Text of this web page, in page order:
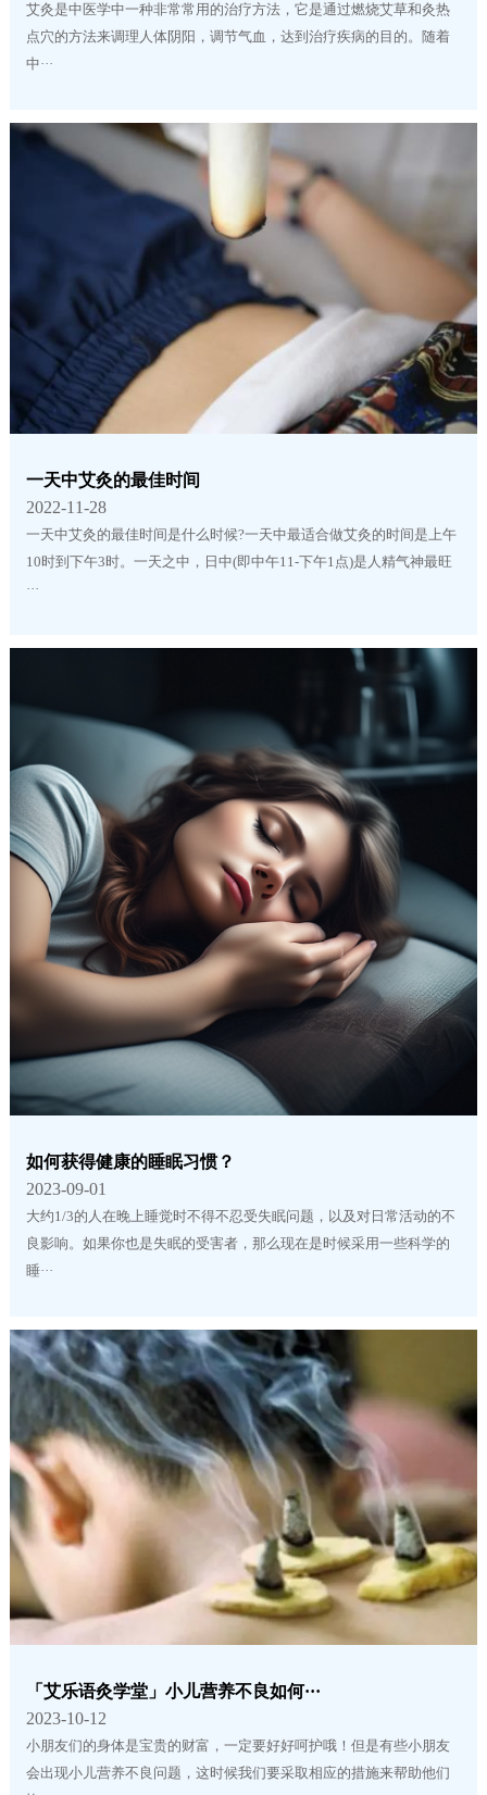
艾灸是中医学中一种非常常用的治疗方法，它是通过燃烧艾草和灸热
点穴的方法来调理人体阴阳，调节气血，达到治疗疾病的目的。随着
中···
一天中艾灸的最佳时间
2022-11-28
一天中艾灸的最佳时间是什么时候?一天中最适合做艾灸的时间是上午
10时到下午3时。一天之中，日中(即中午11-下午1点)是人精气神最旺
···
如何获得健康的睡眠习惯？
2023-09-01
大约1/3的人在晚上睡觉时不得不忍受失眠问题，以及对日常活动的不
良影响。如果你也是失眠的受害者，那么现在是时候采用一些科学的
睡···
「艾乐语灸学堂」小儿营养不良如何···
2023-10-12
小朋友们的身体是宝贵的财富，一定要好好呵护哦！但是有些小朋友
会出现小儿营养不良问题，这时候我们要采取相应的措施来帮助他们